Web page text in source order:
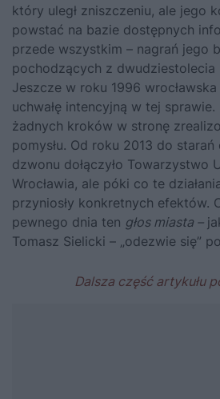
który uległ zniszczeniu, ale jego
powstać na bazie dostępnych
przede wszystkim – nagrań jego
pochodzących z dwudziestolecia
Jeszcze w roku 1996 wrocławska
uchwałę intencyjną w tej
żadnych kroków w stronę
pomysłu. Od roku 2013 do
dzwonu dołączyło Towarzystwo
Wrocławia, ale póki co te
przyniosły konkretnych efektów.
pewnego dnia ten głos miasta –
Tomasz Sielicki – „odezwie się”